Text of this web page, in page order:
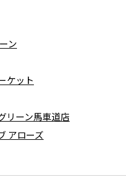
ン
ケット
リーン馬車道店
アローズ